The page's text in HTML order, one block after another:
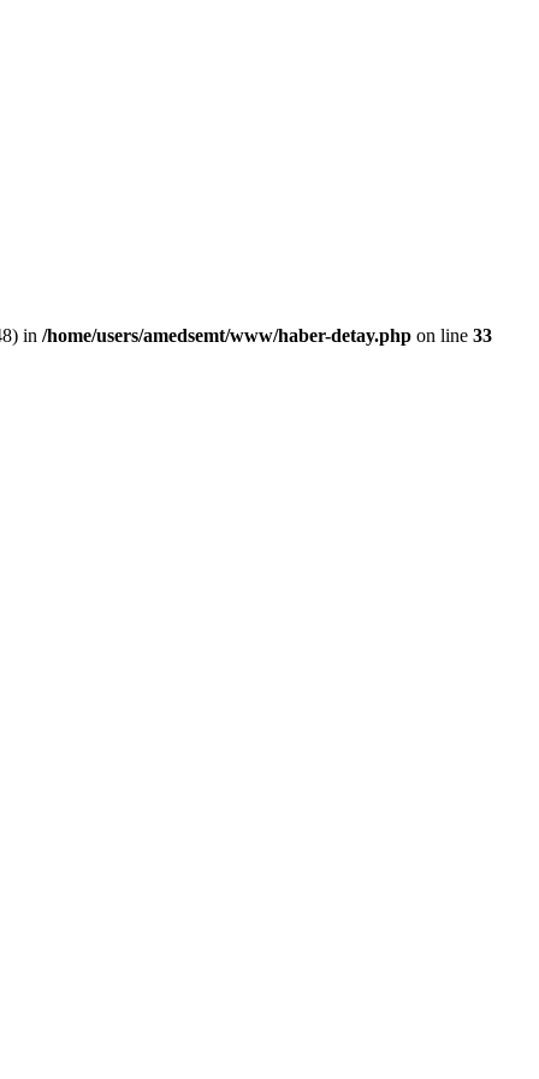
in /home/users/amedsemt/www/haber-detay.php on line 33